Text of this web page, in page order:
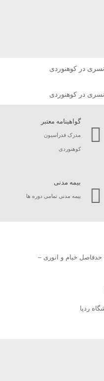
گواهینامه معتبر
مدرک فدراسیون
کوهنوردی
بیمه مدنی
بیمه مدنی تمامی دوره ها
خیام و انوری –